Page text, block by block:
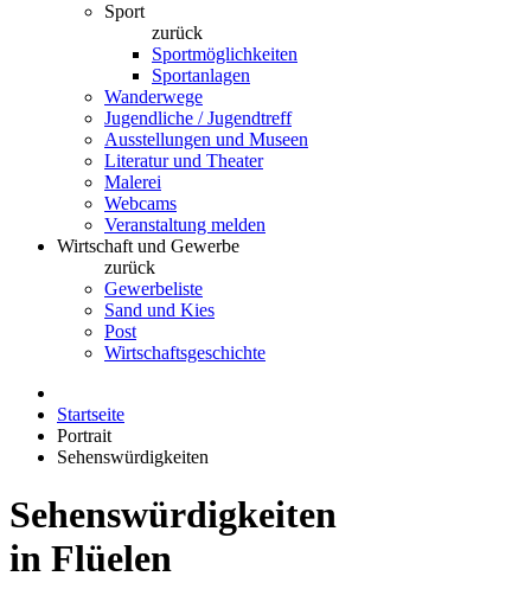
Sport
zurück
Sportmöglichkeiten
Sportanlagen
Wanderwege
Jugendliche / Jugendtreff
Ausstellungen und Museen
Literatur und Theater
Malerei
Webcams
Veranstaltung melden
Wirtschaft und Gewerbe
zurück
Gewerbeliste
Sand und Kies
Post
Wirtschaftsgeschichte
Startseite
Portrait
Sehenswürdigkeiten
Sehenswürdigkeiten
in Flüelen